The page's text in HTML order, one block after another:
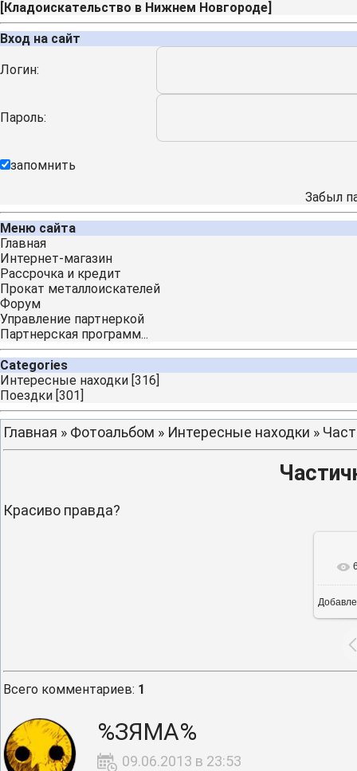
[Кладоискательство в Нижнем Новгороде]
Вход на сайт
Логин:
Пароль:
запомнить
Забыл
Меню сайта
Главная
Интернет-магазин
Рассрочка и кредит
Прокат металлоискателей
Форум
Управление партнеркой
Партнерская программ...
Categories
Интересные находки [316]
Поездки [301]
Главная » Фотоальбом » Интересные находки »
Красиво правда?
Всего комментариев: 1
%ЗЯМА%
09.06.2013 в 23:53